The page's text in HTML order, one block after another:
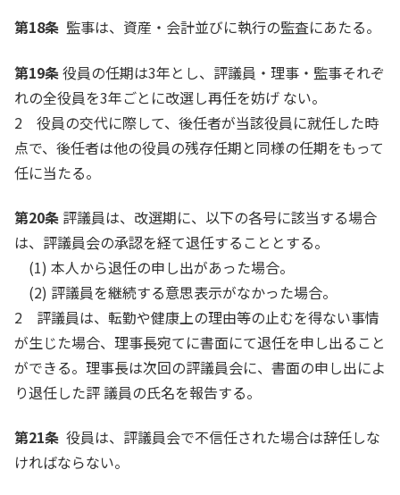
第18条 監事は、資産・会計並びに執行の監査にあたる。
第19条役員の任期は3年とし、評議員・理事・監事それぞ
れの全役員を3年ごとに改選し再任を妨げ ない。
2 役員の交代に際して、後任者が当該役員に就任した時
点で、後任者は他の役員の残存任期と同様の任期をもって
任に当たる。
第20条 評議員は、改選期に、以下の各号に該当する場合
は、評議員会の承認を経て退任することとする。
(1) 本人から退任の申し出があった場合。
(2) 評議員を継続する意思表示がなかった場合。
2 評議員は、転勤や健康上の理由等の止むを得ない事情
が生じた場合、理事長宛てに書面にて退任を申し出ること
ができる。理事長は次回の評議員会に、書面の申し出によ
り退任した評 議員の氏名を報告する。
第21条 役員は、評議員会で不信任された場合は辞任しな
ければならない。